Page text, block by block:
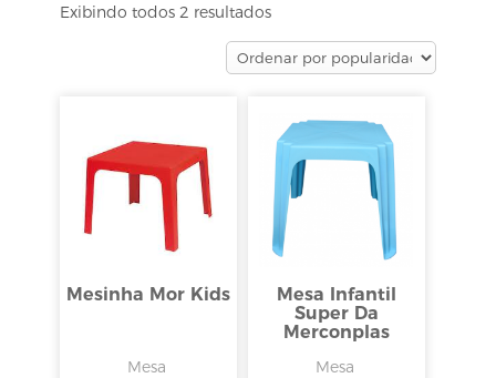
Exibindo todos 2 resultados
Mesinha Mor Kids
Mesa
Mesa Infantil
Super Da
Merconplas
Mesa